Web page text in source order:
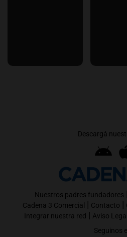
Descargá
Nuestros padres fundadores
Cadena 3 Comercial | Contacto |
Integrar nuestra red | Aviso Legal
Seguinos